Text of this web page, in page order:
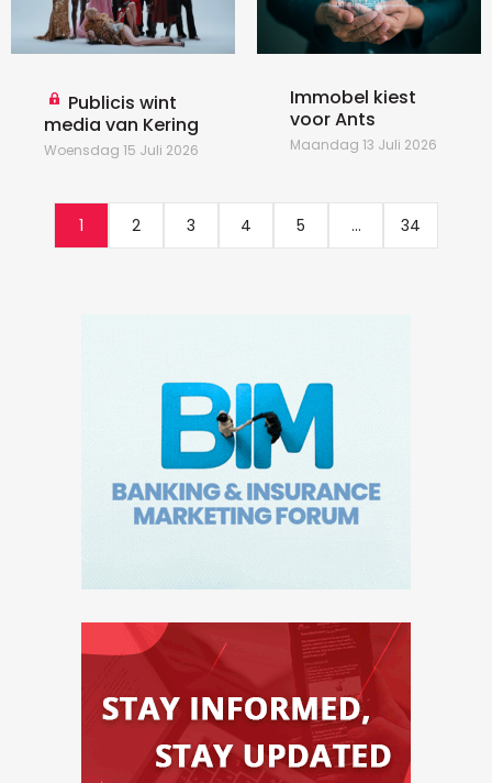
Publicis wint
media van Kering
Woensdag 15 Juli 2026
Immobel kiest
voor Ants
Maandag 13 Juli 2026
1 2 3 4 5 ... 34